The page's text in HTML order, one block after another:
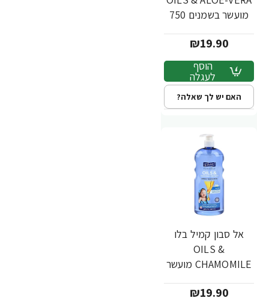
מועשר בשמנים 750
₪19.90
הוסף
לעגלה
האם יש לך שאלה?
אל סבון קמיל בלו
OILS &
CHAMOMILE מועשר
ד"ר פישר
₪19.90